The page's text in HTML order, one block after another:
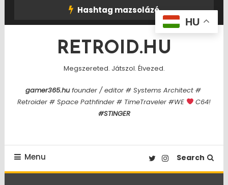
Hashtag mazsolázó
RETROID.HU
Megszereted. Játszol. Élvezed.
gamer365.hufounder / editor # Systems Architect #
Retroider # Space Pathfinder # TimeTraveler #WE
C64!
#STINGER
Menu Search
HU